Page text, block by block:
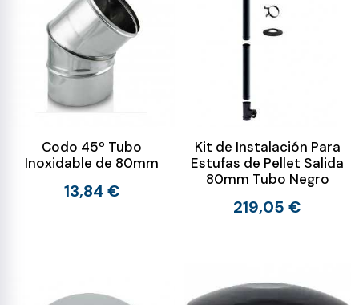
Codo 45º Tubo
Inoxidable de 80mm
13,84 €
Kit de Instalación Para
Estufas de Pellet Salida
80mm Tubo Negro
219,05 €